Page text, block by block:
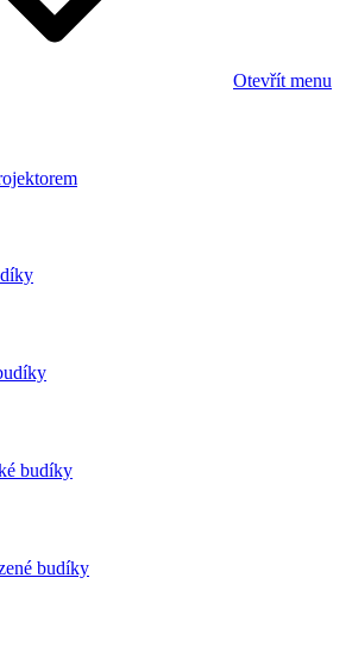
Otevřít menu
budíky
budíky